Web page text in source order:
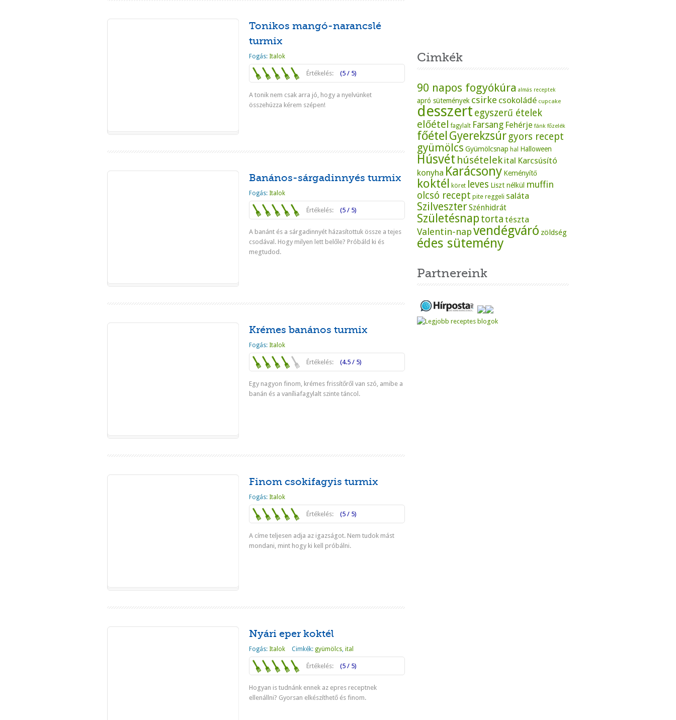
Tonikos mangó-narancslé
turmix
Fogás: Italok
Értékelés: (5 / 5)
A tonik nem csak arra jó, hogy a nyelvünket
összehúzza kérem szépen!
Banános-sárgadinnyés turmix
Fogás: Italok
Értékelés: (5 / 5)
A banánt és a sárgadinnyét házasítottuk össze a tejes
csodával. Hogy milyen lett belőle? Próbáld ki és
megtudod.
Krémes banános turmix
Fogás: Italok
Értékelés: (4.5 / 5)
Egy nagyon finom, krémes frissítőről van szó, amibe a
banán és a vaníliafagylalt szinte táncol.
Finom csokifagyis turmix
Fogás: Italok
Értékelés: (5 / 5)
A címe teljesen adja az igazságot. Nem tudok mást
mondani, mint hogy ki kell próbálni.
Nyári eper koktél
Fogás: Italok Cimkék: gyümölcs, ital
Értékelés: (5 / 5)
Hogyan is tudnánk ennek az epres receptnek
ellenállni? Gyorsan elkészíthető és finom.
Cimkék
90 napos fogyókúra almás receptek
apró sütemények csirke csokoládé cupcake
desszert egyszerű ételek
előétel fagylalt Farsang Fehérje fánk főzelék
főétel Gyerekzsúr gyors recept
gyümölcs Gyümölcsnap hal Halloween
Húsvét húsételek ital Karcsúsító
konyha Karácsony Keményítő
koktél köret leves Liszt nélkül muffin
olcsó recept pite reggeli saláta
SzilveszterSzénhidrát
Születésnap torta tészta
Valentin-napvendégváró zöldség
édes sütemény
Partnereink